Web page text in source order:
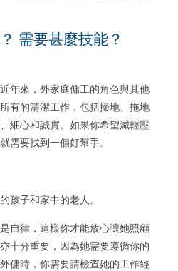
需要甚麼技能？
年來，外家庭傭工的角色與其他
有的清潔工作，包括掃地、拖地
細心和誠實。如果你希望減輕壓
需要找到一個好幫手。
孩子和家中的老人。
自律，這樣你才能放心讓她照顧
十分重要，因為她需要遵循你的
傭時，你需要請檢查她的工作經